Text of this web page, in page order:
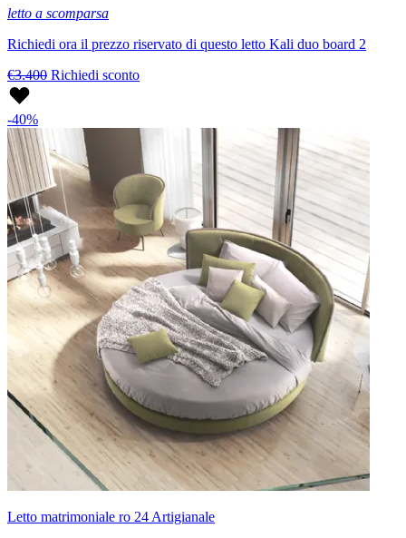
letto a scomparsa
Richiedi ora il prezzo riservato di questo letto Kali duo board 2
€3.400 Richiedi sconto
-40%
Letto matrimoniale ro 24 Artigianale